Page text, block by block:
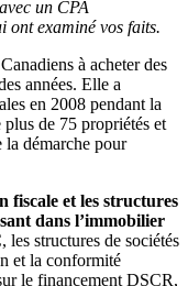
un CPA
examiné vos faits.
à acheter des
années. Elle a
en 2008 pendant la
de 75 propriétés et
démarche pour
fiscale et les structures
dans l’immobilier
structures de sociétés
et la conformité
le financement DSCR,